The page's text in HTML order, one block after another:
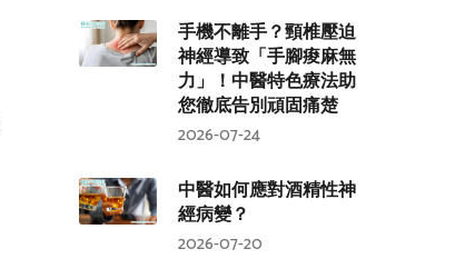
手機不離手？頸椎壓迫
神經導致「手腳痠麻無
力」！中醫特色療法助
您徹底告別頑固痛楚
2026-07-24
中醫如何應對酒精性神
經病變？
2026-07-20